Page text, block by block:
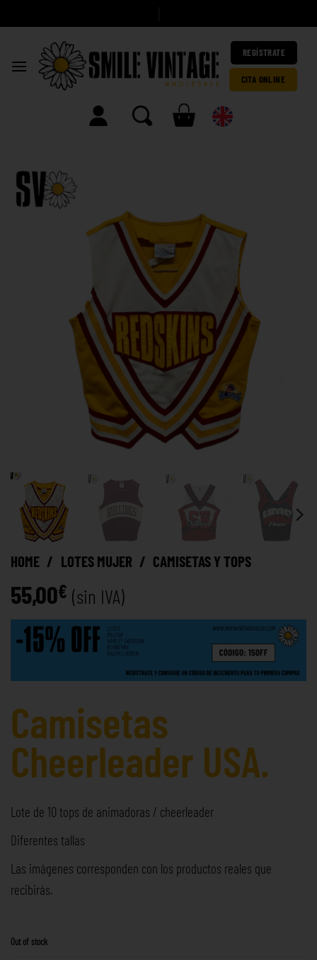
REGÍSTRATE
CITA ONLINE
HOME / LOTES MUJER / CAMISETAS Y TOPS
55,00€ (sin IVA)
Camisetas
Cheerleader USA.
Lote de 10 tops de animadoras / cheerleader
Diferentes tallas
Las imágenes corresponden con los productos reales que
recibirás.
Out of stock